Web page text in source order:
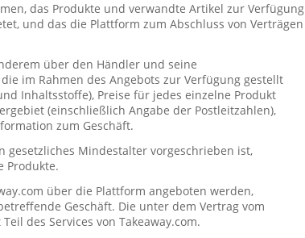
das Produkte und verwandte Artikel zur Verfügung
und das die Plattform zum Abschluss von Verträgen
über den Händler und seine
im Rahmen des Angebots zur Verfügung gestellt
Inhaltsstoffe), Preise für jedes einzelne Produkt
(einschließlich Angabe der Postleitzahlen),
zum Geschäft.
gesetzliches Mindestalter vorgeschrieben ist,
Produkte.
über die Plattform angeboten werden,
Geschäft. Die unter dem Vertrag vom
des Services von Takeaway.com.